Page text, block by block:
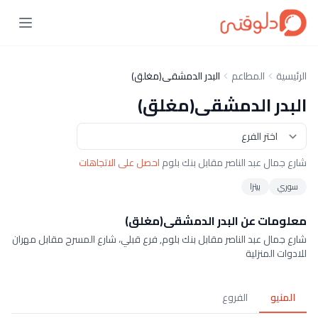
الرئيسية المطاعم البدر الدمشقى(مغلق)
البدر الدمشقى(مغلق)
شارع جمال عبد الناصر مقابل بنك بلوماحصل على الاتجاهات
سوري بيتزا
معلومات عن البدر الدمشقى(مغلق)
شارع جمال عبد الناصر مقابل بنك بلوم, فرع قبلي، شارع المسرح مقابل مهران
للادوات المنزلية
المنيو الفروع